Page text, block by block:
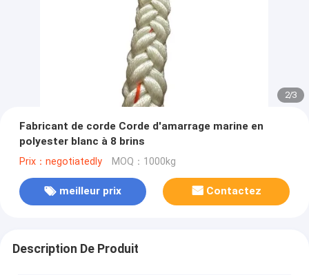
2/3
Fabricant de corde Corde d'amarrage marine en
polyester blanc à 8 brins
Prix：negotiatedly MOQ：1000kg
meilleur prix Contactez
Description De Produit